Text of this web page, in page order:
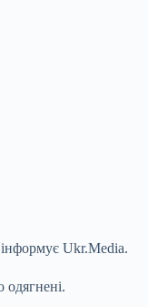
Ukr.Media.
одягнені.